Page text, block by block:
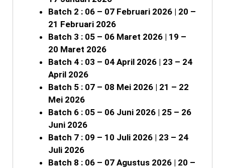
Batch 2 : 06 – 07 Februari 2026 | 20 –
21 Februari 2026
Batch 3 : 05 – 06 Maret 2026 | 19 –
20 Maret 2026
Batch 4 : 03 – 04 April 2026 | 23 – 24
April 2026
Batch 5 : 07 – 08 Mei 2026 | 21 – 22
Mei 2026
Batch 6 : 05 – 06 Juni 2026 | 25 – 26
Juni 2026
Batch 7 : 09 – 10 Juli 2026 | 23 – 24
Juli 2026
Batch 8 : 06 – 07 Agustus 2026 | 20 –